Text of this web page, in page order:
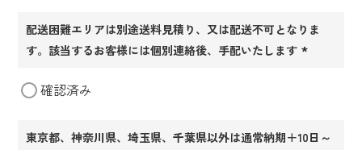
配送困難エリアは別途送料見積り、又は配送不可となりま
す。該当するお客様には個別連絡後、手配いたします
確認済み
東京都、神奈川県、埼玉県、千葉県以外は通常納期＋10日～